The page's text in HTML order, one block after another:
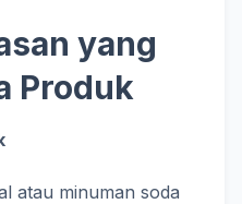
yang
Produk
atau minuman soda